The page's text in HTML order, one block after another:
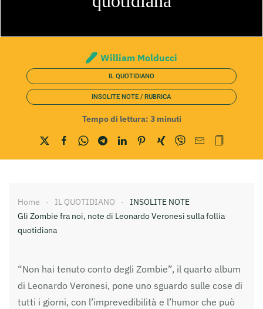
William Molducci
IL QUOTIDIANO
INSOLITE NOTE / RUBRICA
Tempo di lettura: 3 minuti
Home IL QUOTIDIANO
INSOLITE NOTE
Gli Zombie fra noi, note di Leonardo Veronesi sulla follia
quotidiana
“Non hai tenuto conto degli Zombie”, il quarto album
di Leonardo Veronesi, pone uno sguardo sulle cose di
tutti i giorni, con l’imprevedibilità e l’humor che può